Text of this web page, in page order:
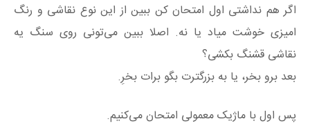
اگر هم نداشتی اول امتحان کن ببین از این نوع نقاشی و رنگ
امیزی خوشت میاد یا نه. اصلا ببین می‌تونی روی سنگ یه
نقاشی قشنگ بکشی؟
بعد برو بخر، یا به بزرگترت بگو برات بخرِ.
پس اول با ماژیک معمولی امتحان می‌کنیم.